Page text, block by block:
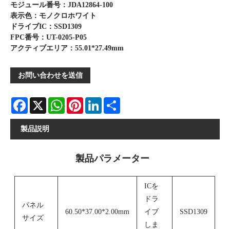
モジュール番号：JDA12864-100
表示色：モノクロホワイト
ドライブIC：SSD1309
FPC番号：UT-0205-P05
アクティブエリア：55.01*27.49mm
お問い合わせを送信
Facebook
X WhatsAppPinterestLinkedIn
製品説明
製品パラメーター
パネル
サイズ
60.50*37.00*2.00mm
ICを
ドラ
イブ
しま
SSD1309